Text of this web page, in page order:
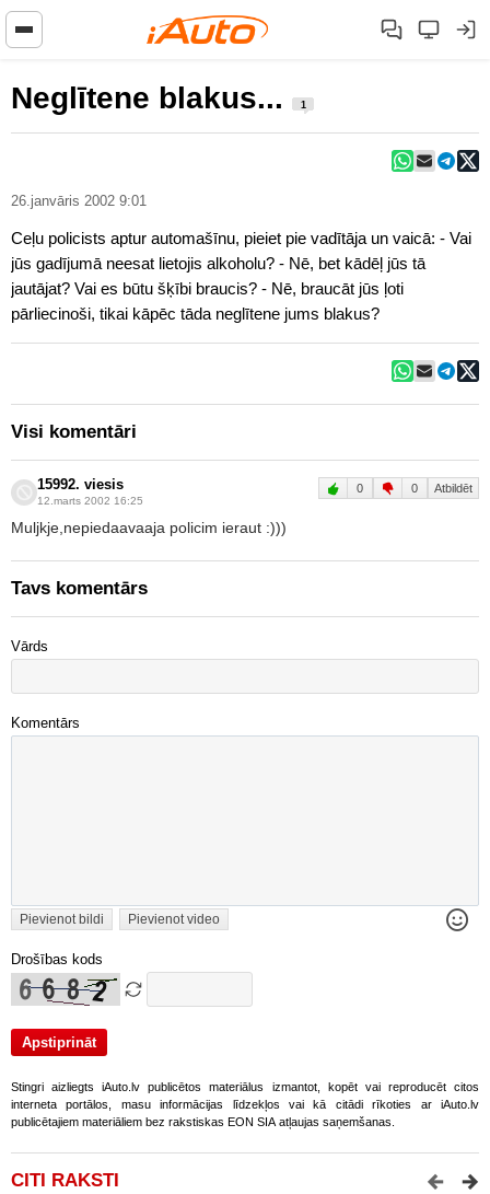
Neglītene blakus... 1
26.janvāris 2002 9:01
Ceļu policists aptur automašīnu, pieiet pie vadītāja un vaicā: - Vai
jūs gadījumā neesat lietojis alkoholu? - Nē, bet kādēļ jūs tā
jautājat? Vai es būtu šķībi braucis? - Nē, braucāt jūs ļoti
pārliecinoši, tikai kāpēc tāda neglītene jums blakus?
Visi komentāri
15992. viesis
12.marts 2002 16:25
0 0 Atbildēt
Muljkje,nepiedaavaaja policim ieraut :)))
Tavs komentārs
Vārds
Komentārs
Pievienot bildi Pievienot video
Drošības kods
Stingri aizliegts iAuto.lv publicētos materiālus izmantot, kopēt vai reproducēt citos
interneta portālos, masu informācijas līdzekļos vai kā citādi rīkoties ar iAuto.lv
publicētajiem materiāliem bez rakstiskas EON SIA atļaujas saņemšanas.
CITI RAKSTI